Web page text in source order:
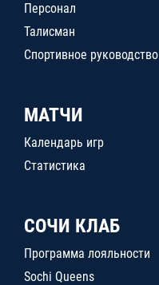
Персонал
Талисман
Спортивное руководство
МАТЧИ
Календарь игр
Статистика
СОЧИ КЛАБ
Программа лояльности
Sochi Queens